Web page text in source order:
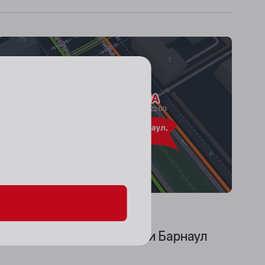
Открытие новой винотеки Барнаул